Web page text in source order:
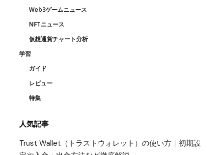
Web3ゲームニュース
NFTニュース
仮想通貨チャート分析
学習
ガイド
レビュー
特集
人気記事
Trust Wallet（トラストウォレット）の使い方｜初期設